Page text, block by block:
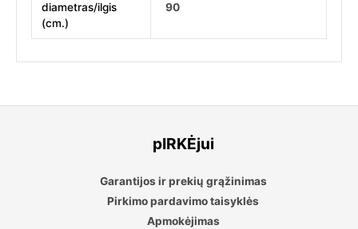
diametras/ilgis
(cm.)
90
pIRKĖjui
Garantijos ir prekių grąžinimas
Pirkimo pardavimo taisyklės
Apmokėjimas